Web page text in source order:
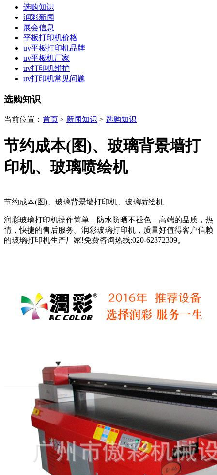
选购知识
润彩新闻
展会信息
平板打印机价格
uv平板打印机品牌
uv平板机厂家
uv打印机维护
uv打印机常见问题
选购知识
当前位置： 首页 > 新闻知识 > 选购知识
节约成本(图)、玻璃背景墙打
印机、玻璃喷绘机
节约成本(图)、玻璃背景墙打印机、玻璃喷绘机
润彩玻璃打印机操作简单，防水防晒不褪色，高端的品质，热
情，快捷的售后服务。润彩玻璃打印机，质量好值得客户信赖
的玻璃打印机生产厂家!免费咨询热线:020-62872309。